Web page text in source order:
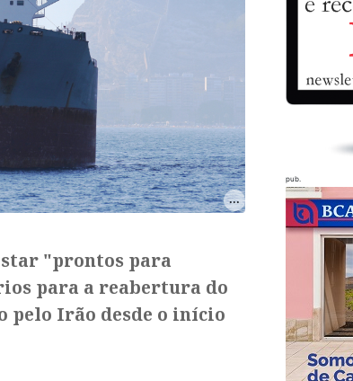
"prontos para
para a reabertura do
pelo Irão desde o início
pub.